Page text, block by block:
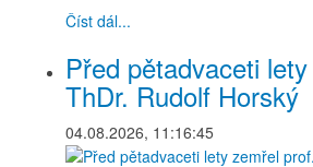
Číst dál...
Před pětadvaceti
ThDr. Rudolf Horský
04.08.2026, 11:16:45